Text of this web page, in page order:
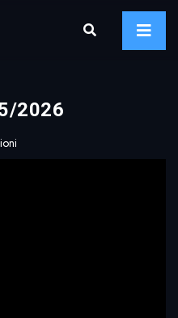
2026